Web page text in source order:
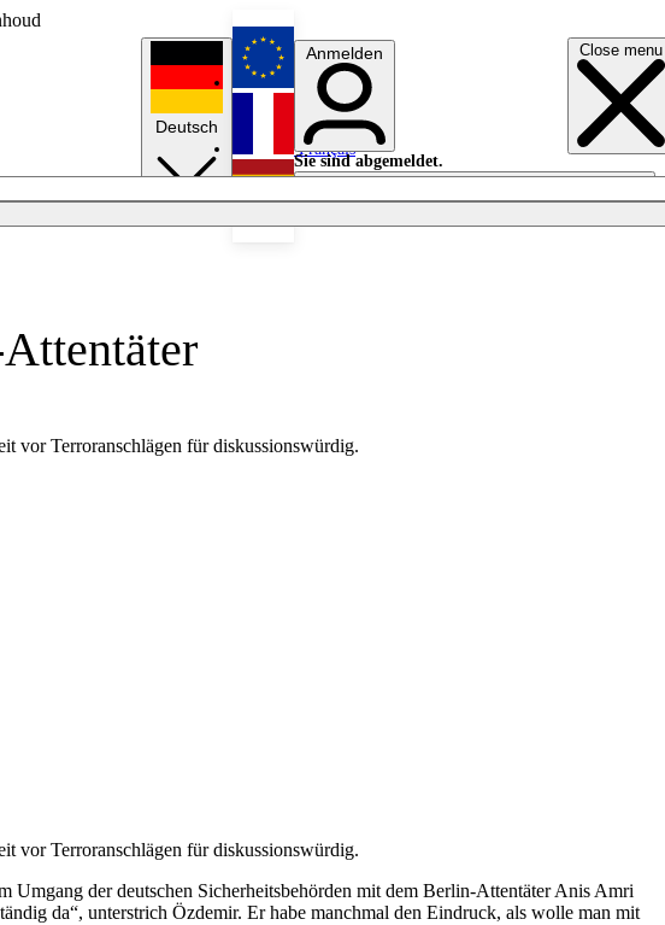
Close menu
Deutsch
English
Français
Anmelden
Sie sind abgemeldet.
Anmelden
Licht aus
vor Terroranschlägen für diskussionswürdig.
vor Terroranschlägen für diskussionswürdig.
Umgang der deutschen Sicherheitsbehörden mit dem Berlin-Attentäter Anis Amri
da“, unterstrich Özdemir. Er habe manchmal den Eindruck, als wolle man mit